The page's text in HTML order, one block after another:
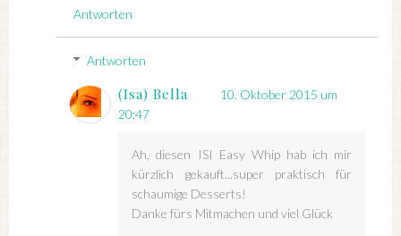
Antworten
Antworten
(Isa) Bella
10. Oktober 2015 um
20:47
Ah, diesen ISI Easy Whip hab ich mir
kürzlich gekauft...super praktisch für
schaumige Desserts!
Danke fürs Mitmachen und viel Glück